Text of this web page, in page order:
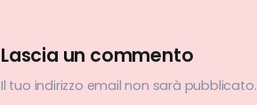
Lascia un commento
Il tuo indirizzo email non sarà pubblicato.